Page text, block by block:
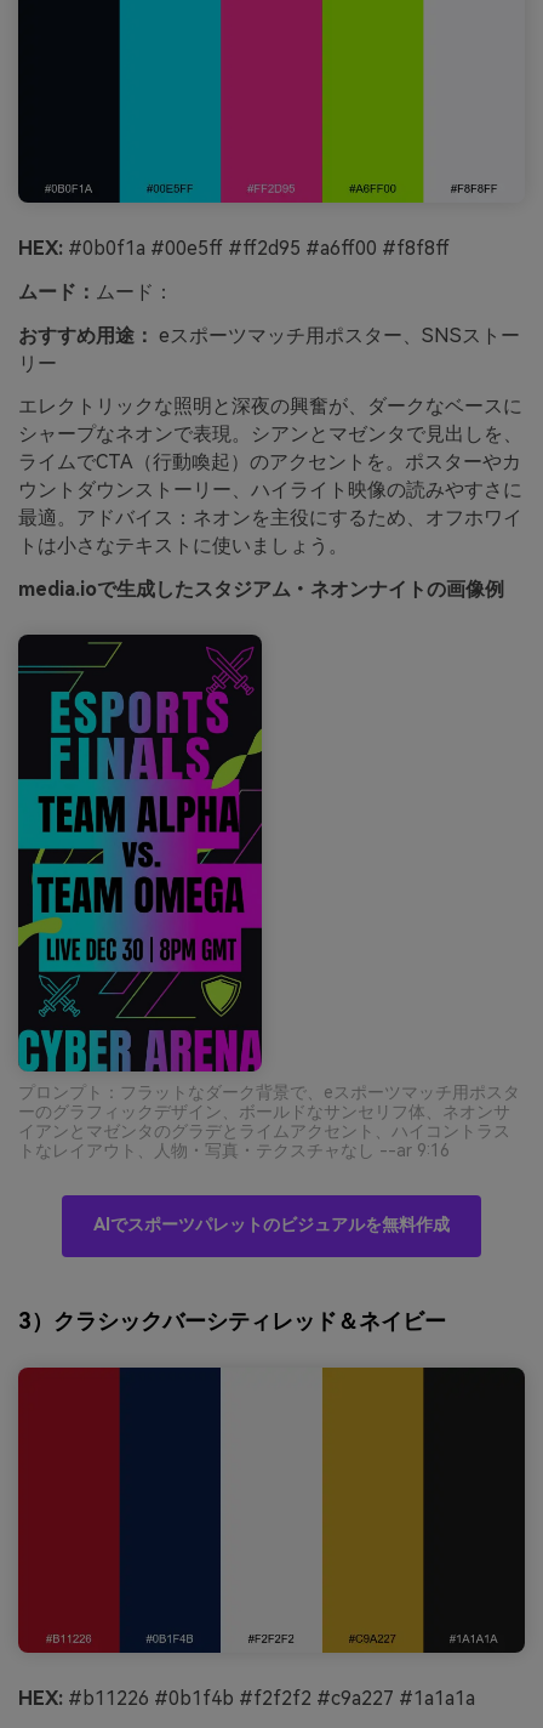
HEX: #0b0f1a #00e5ff #ff2d95 #a6ff00 #f8f8ff
ムード： ムード：
おすすめ用途： eスポーツマッチ用ポスター、SNSストー
リー
エレクトリックな照明と深夜の興奮が、ダークなベースに
シャープなネオンで表現。シアンとマゼンタで見出しを、
ライムでCTA（行動喚起）のアクセントを。ポスターやカ
ウントダウンストーリー、ハイライト映像の読みやすさに
最適。アドバイス：ネオンを主役にするため、オフホワイ
トは小さなテキストに使いましょう。
media.ioで生成したスタジアム・ネオンナイトの画像例
プロンプト：フラットなダーク背景で、eスポーツマッチ用ポスタ
ーのグラフィックデザイン、ボールドなサンセリフ体、ネオンサ
イアンとマゼンタのグラデとライムアクセント、ハイコントラス
トなレイアウト、人物・写真・テクスチャなし --ar 9:16
AIでスポーツパレットのビジュアルを無料作成
3）クラシックバーシティレッド＆ネイビー
HEX: #b11226 #0b1f4b #f2f2f2 #c9a227 #1a1a1a